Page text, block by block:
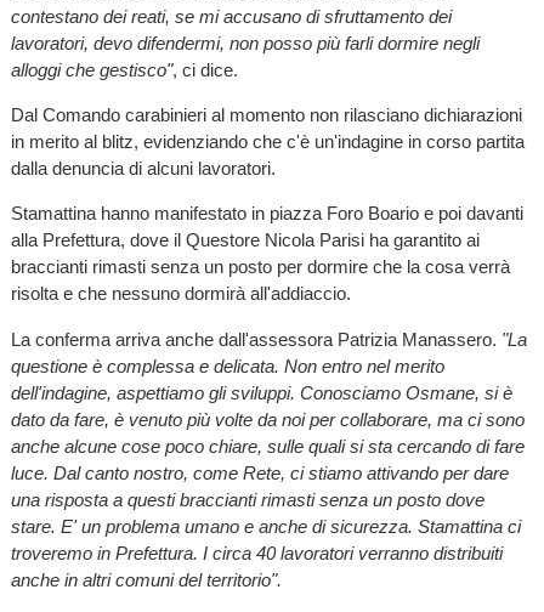
contestano dei reati, se mi accusano di sfruttamento dei
lavoratori, devo difendermi, non posso più farli dormire negli
alloggi che gestisco", ci dice.
Dal Comando carabinieri al momento non rilasciano dichiarazioni
in merito al blitz, evidenziando che c'è un'indagine in corso partita
dalla denuncia di alcuni lavoratori.
Stamattina hanno manifestato in piazza Foro Boario e poi davanti
alla Prefettura, dove il Questore Nicola Parisi ha garantito ai
braccianti rimasti senza un posto per dormire che la cosa verrà
risolta e che nessuno dormirà all'addiaccio.
La conferma arriva anche dall'assessora Patrizia Manassero. "La
questione è complessa e delicata. Non entro nel merito
dell'indagine, aspettiamo gli sviluppi. Conosciamo Osmane, si è
dato da fare, è venuto più volte da noi per collaborare, ma ci sono
anche alcune cose poco chiare, sulle quali si sta cercando di fare
luce. Dal canto nostro, come Rete, ci stiamo attivando per dare
una risposta a questi braccianti rimasti senza un posto dove
stare. E' un problema umano e anche di sicurezza. Stamattina ci
troveremo in Prefettura. I circa 40 lavoratori verranno distribuiti
anche in altri comuni del territorio".